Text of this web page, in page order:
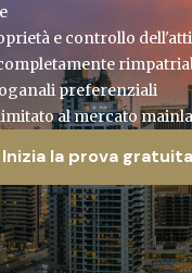
e controllo
preferenziali
al mercato
Inizia la prova gratuita